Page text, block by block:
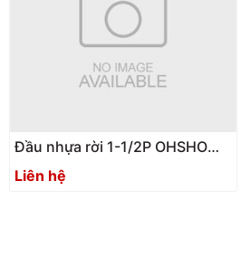
Đầu nhựa rời 1-1/2P OHSHO
033157
Liên hệ